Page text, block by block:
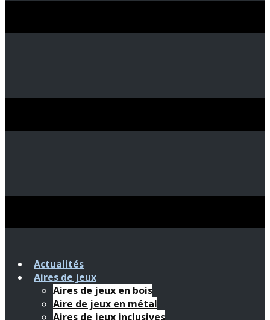
Actualités
Aires de jeux
Aires de jeux en bois
Aire de jeux en métal
Aires de jeux inclusives